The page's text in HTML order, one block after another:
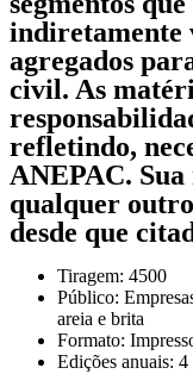
indiretamente
agregados
civil. As
refletindo,
ANEPAC.
qualquer
desde que
Tiragem: 4500
Público:
areia e brita
Formato:
Edições anuais: 4